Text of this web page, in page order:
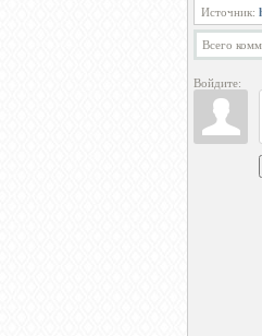
Источник:
Всего
Войдите: